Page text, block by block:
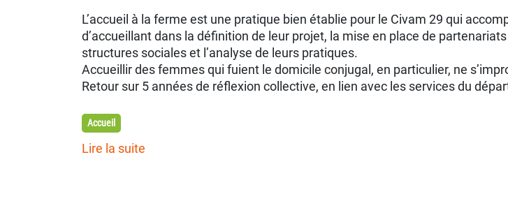
L’accueil à la ferme est une pratique bien établie pour le Civam 29 qui
d’accueillant dans la définition de leur projet, la mise en place de
structures sociales et l’analyse de leurs pratiques.
Accueillir des femmes qui fuient le domicile conjugal, en particulier, ne
Retour sur 5 années de réflexion collective, en lien avec les services du
Accueil
Lire la suite